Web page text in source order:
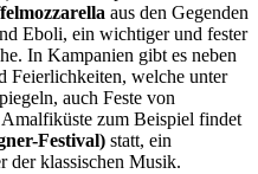
aus den Gegenden
Eboli, ein wichtiger und fester
In Kampanien gibt es neben
Feierlichkeiten, welche unter
auch Feste von
zum Beispiel findet
Festival) statt, ein
der klassischen Musik.